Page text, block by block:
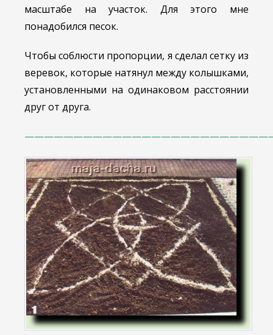
масштабе на участок. Для этого мне
понадобился песок.
Чтобы соблюсти пропорции, я сделал сетку из
веревок, которые натянул между колышками,
установленными на одинаковом расстоянии
друг от друга.